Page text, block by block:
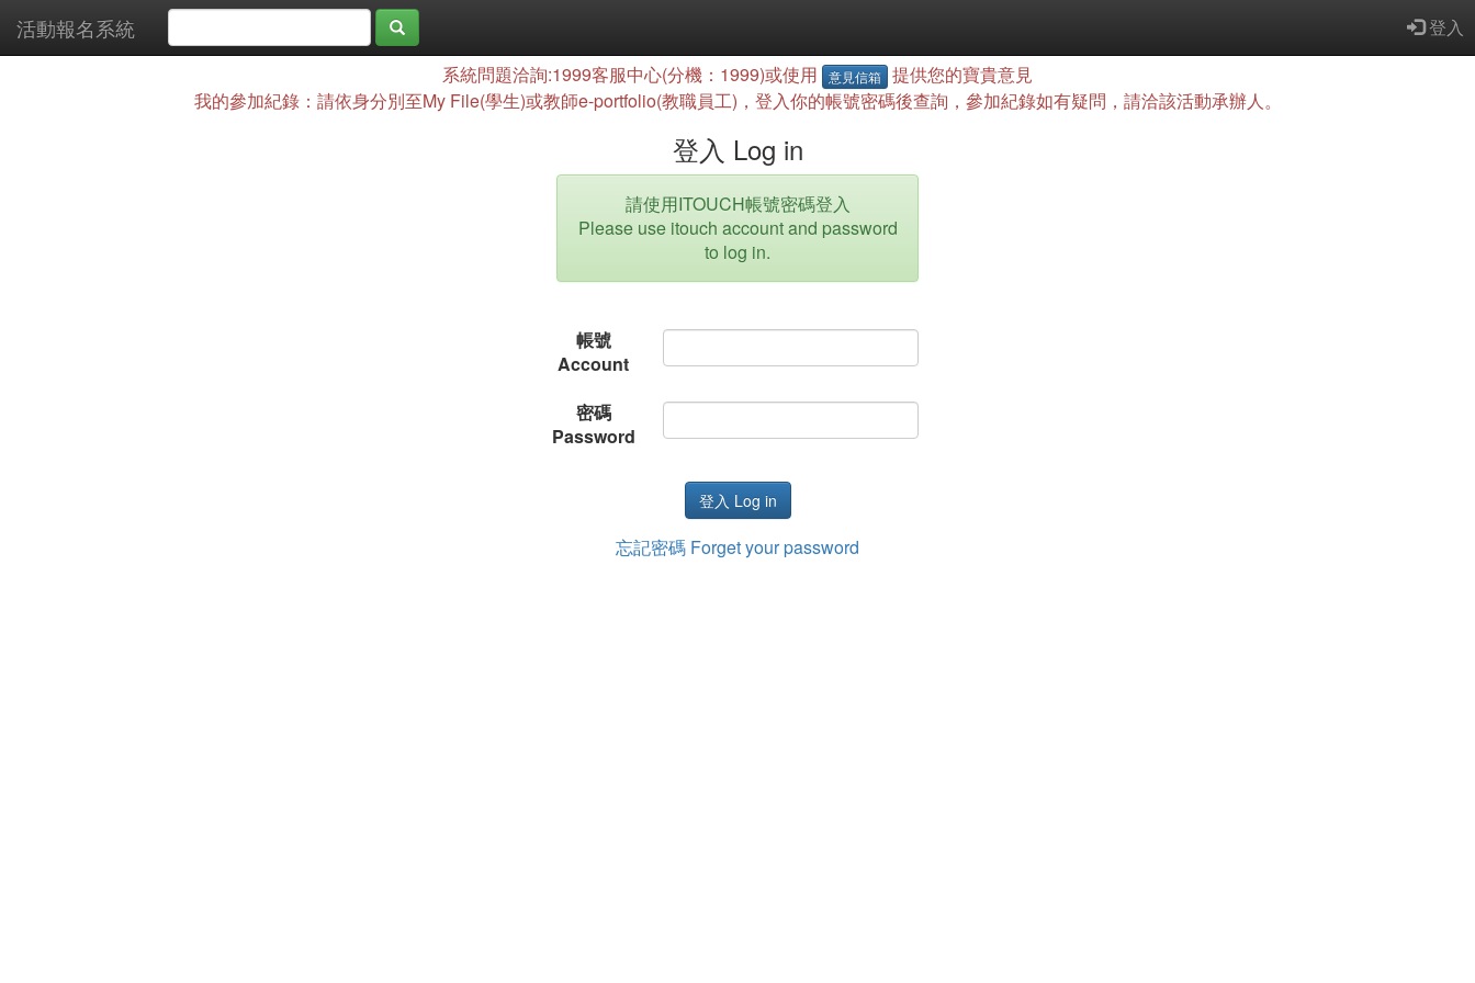
活動報名系統
登入
系統問題洽詢:1999客服中心(分機：1999)或使用
意見信箱
提供您的寶貴意見
我的參加紀錄：請依身分別至My File(學生)或教師e-portfolio(教職員工)，登入你的帳號密碼後查詢，參加紀錄如有疑問，請洽該活動承辦人。
登入 Log in
請使用ITOUCH帳號密碼登入
Please use itouch account and password
to log in.
帳號
Account
密碼
Password
忘記密碼 Forget your password